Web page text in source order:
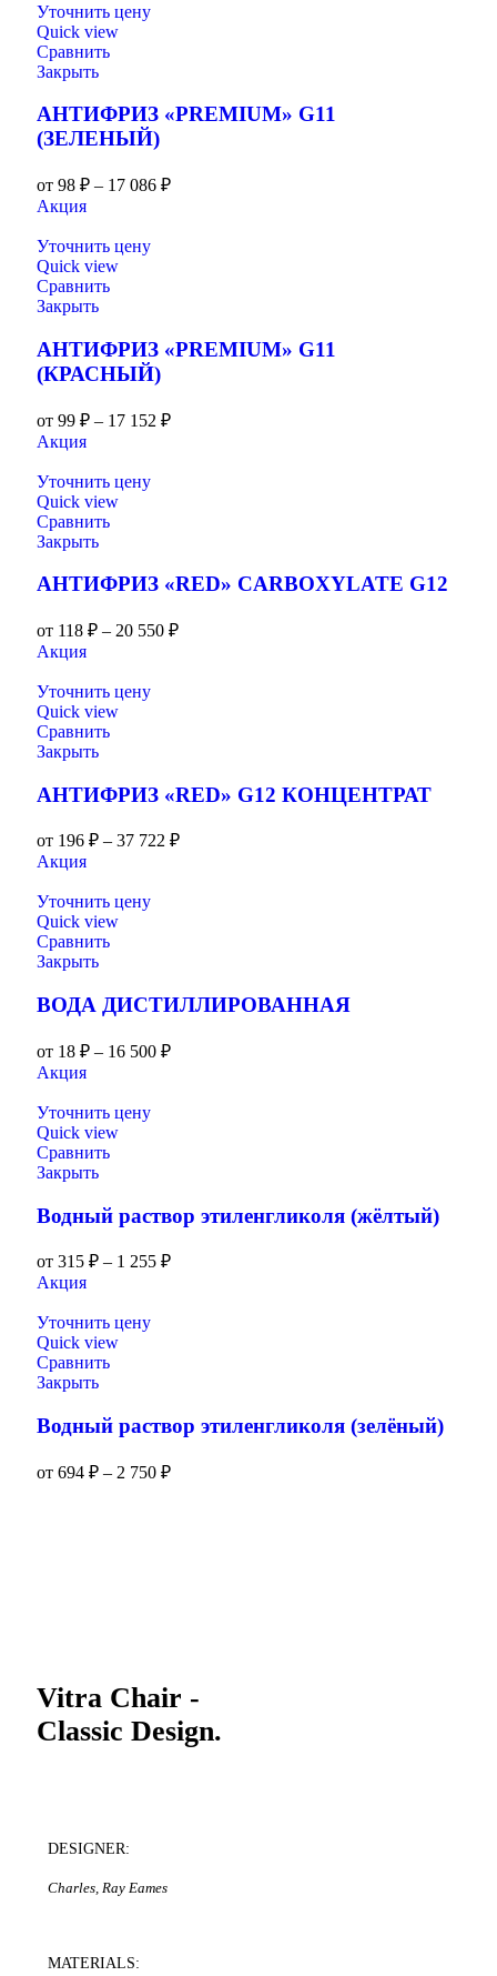
Уточнить цену
Quick view
Сравнить
Закрыть
АНТИФРИЗ «PREMIUM» G11
(ЗЕЛЕНЫЙ)
от 98 ₽ – 17 086 ₽
Акция
Уточнить цену
Quick view
Сравнить
Закрыть
АНТИФРИЗ «PREMIUM» G11
(КРАСНЫЙ)
от 99 ₽ – 17 152 ₽
Акция
Уточнить цену
Quick view
Сравнить
Закрыть
АНТИФРИЗ «RED» CARBOXYLATE G12
от 118 ₽ – 20 550 ₽
Акция
Уточнить цену
Quick view
Сравнить
Закрыть
АНТИФРИЗ «RED» G12 КОНЦЕНТРАТ
от 196 ₽ – 37 722 ₽
Акция
Уточнить цену
Quick view
Сравнить
Закрыть
ВОДА ДИСТИЛЛИРОВАННАЯ
от 18 ₽ – 16 500 ₽
Акция
Уточнить цену
Quick view
Сравнить
Закрыть
Водный раствор этиленгликоля (жёлтый)
от 315 ₽ – 1 255 ₽
Акция
Уточнить цену
Quick view
Сравнить
Закрыть
Водный раствор этиленгликоля (зелёный)
от 694 ₽ – 2 750 ₽
Vitra Chair -
Classic Design.
DESIGNER:
Charles, Ray Eames
MATERIALS: